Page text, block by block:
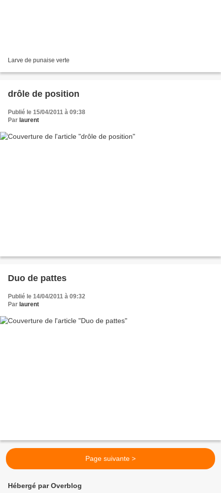
Larve de punaise verte
drôle de position
Publié le 15/04/2011 à 09:38
Par laurent
Duo de pattes
Publié le 14/04/2011 à 09:32
Par laurent
Page suivante >
Hébergé par Overblog